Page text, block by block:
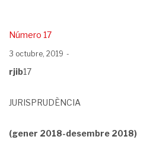
Posted
in
Número 17
Posted
3 octubre, 2019
rjib17
JURISPRUDÈNCIA
(gener 2018-desembre 2018)